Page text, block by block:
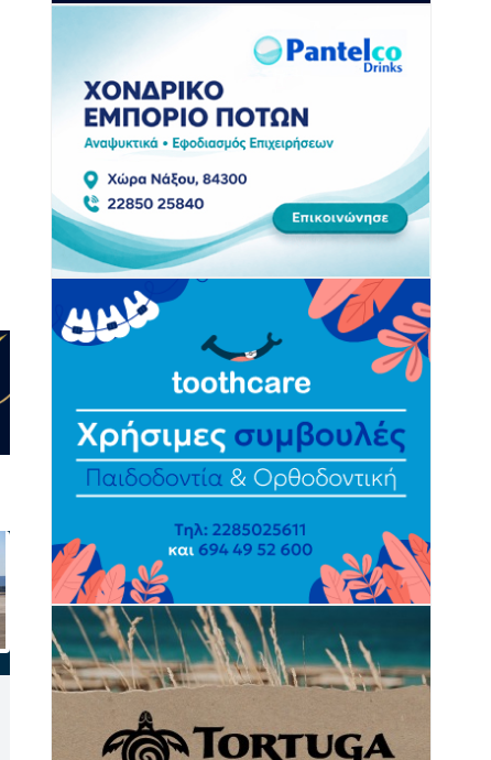
Ηρακλειά: Ένα ταξίδι στο
κρυφό διαμάντι των Μικρών
Κυκλάδων μέσα από έναν
εντυπωσιακό φακό
Σύρος: Πρώτη προσέγγιση
προοπτικές για το 2027